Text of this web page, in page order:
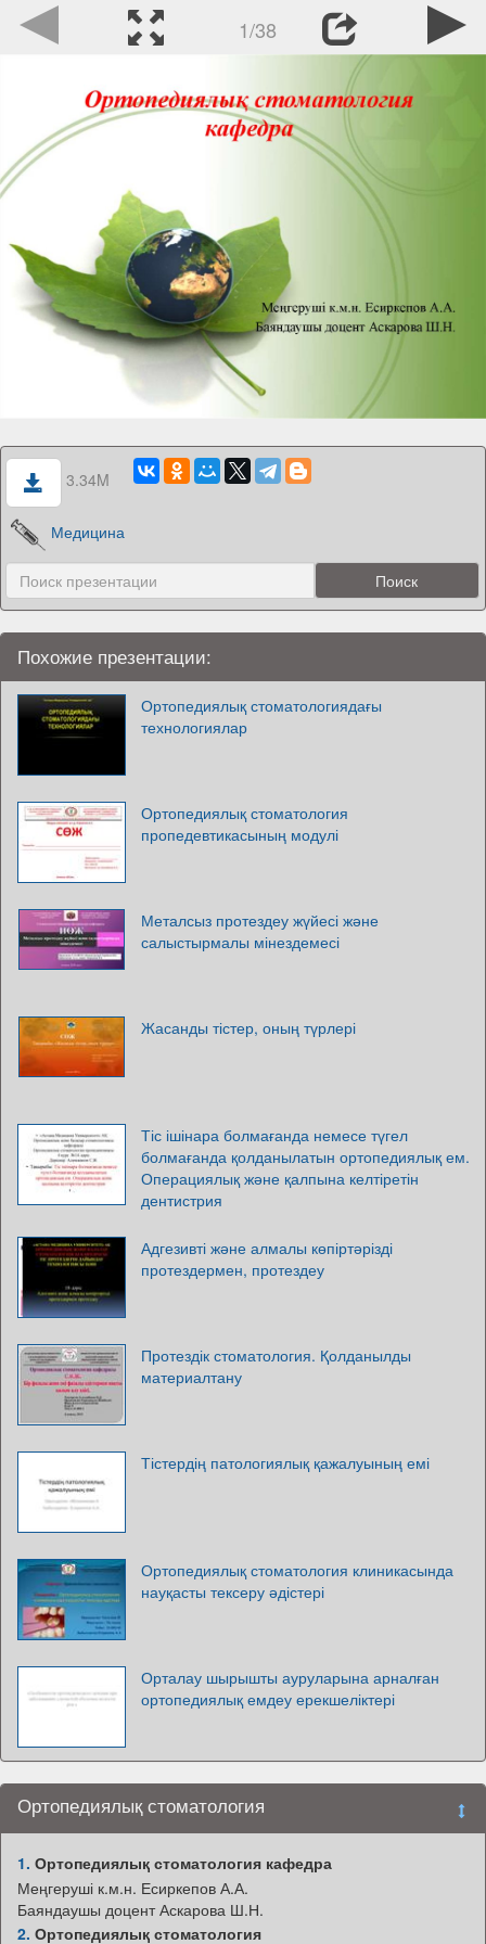
1/38
3.34M
Медицина
Похожие презентации:
Ортопедиялық стоматологиядағы
технологиялар
Ортопедиялық стоматология
пропедевтикасының модулі
Металсыз протездеу жүйесі және
салыстырмалы мінездемесі
Жасанды тістер, оның түрлері
Тіс ішінара болмағанда немесе түгел
болмағанда қолданылатын ортопедиялық ем.
Операциялық және қалпына келтіретін
дентистрия
Адгезивті және алмалы көпіртәрізді
протездермен, протездеу
Протездік стоматология. Қолданылды
материалтану
Тістердің патологиялық қажалуының емі
Ортопедиялық стоматология клиникасында
науқасты тексеру әдістері
Орталау шырышты ауруларына арналған
ортопедиялық емдеу ерекшеліктері
Ортопедиялық стоматология
1. Ортопедиялық стоматология кафедра
Меңгеруші к.м.н. Есиркепов А.А.
Баяндаушы доцент Аскарова Ш.Н.
2. Ортопедиялық стоматология